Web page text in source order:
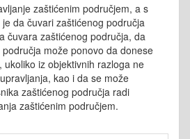
zaštićenim područjem, a s
da čuvari zaštićenog područja
čuvara zaštićenog područja, da
može ponovo da donese
ukoliko iz objektivnih razloga ne
kao i da se može
zaštićenog područja radi
zaštićenim područjem.